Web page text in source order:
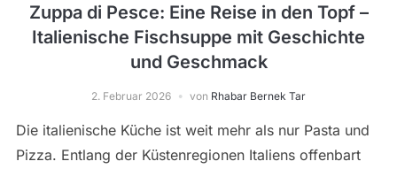
Zuppa di Pesce: Eine Reise in den Topf –
Italienische Fischsuppe mit Geschichte
und Geschmack
2. Februar 2026 von Rhabar Bernek Tar
Die italienische Küche ist weit mehr als nur Pasta und
Pizza. Entlang der Küstenregionen Italiens offenbart